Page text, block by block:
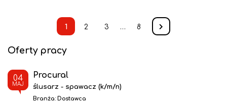
1 2 3 … 8
Oferty pracy
04
MAJ
Procural
ślusarz - spawacz (k/m/n)
Branża: Dostawca